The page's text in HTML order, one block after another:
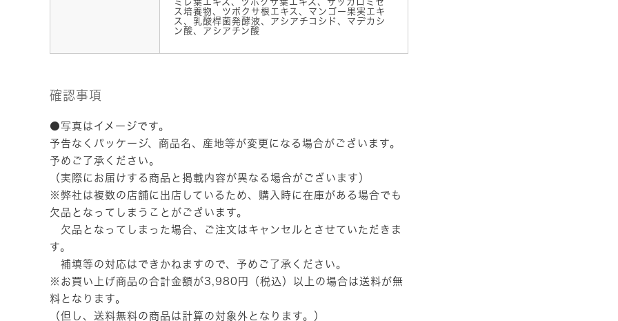
ス培養物、ツボクサ根エキス、マンゴー果実エキ
ス、乳酸桿菌発酵液、アシアチコシド、マデカシ
ン酸、アシアチン酸
確認事項
●写真はイメージです。
予告なくパッケージ、商品名、産地等が変更になる場合がございます。
予めご了承ください。
（実際にお届けする商品と掲載内容が異なる場合がございます）
※弊社は複数の店舗に出店しているため、購入時に在庫がある場合でも
欠品となってしまうことがございます。
欠品となってしまった場合、ご注文はキャンセルとさせていただきま
す。
補填等の対応はできかねますので、予めご了承ください。
※お買い上げ商品の合計金額が3,980円（税込）以上の場合は送料が無
料となります。
（但し、送料無料の商品は計算の対象外となります。）